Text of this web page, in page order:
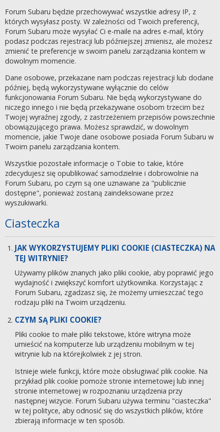
Forum Subaru będzie przechowywać wszystkie adresy IP, z
których wysyłasz posty. W zależności od Twoich preferencji,
Forum Subaru może wysyłać Ci e-maile na adres e-mail, który
podasz podczas rejestracji lub późniejszej zmienisz, ale możesz
zmienić te preferencje w swoim panelu zarządzania kontem w
dowolnym momencie.
Dane osobowe, przekazane nam podczas rejestracji lub dodane
później, będą wykorzystywane wyłącznie do celów
funkcjonowania Forum Subaru. Nie będą wykorzystywane do
niczego innego i nie będą przekazywane osobom trzecim bez
Twojej wyraźnej zgody, z zastrzeżeniem przepisów powszechnie
obowiązującego prawa. Możesz sprawdzić, w dowolnym
momencie, jakie Twoje dane osobowe posiada Forum Subaru w
Twoim panelu zarządzania kontem.
Wszystkie pozostałe informacje o Tobie to takie, które
zdecydujesz się opublikować samodzielnie i dobrowolnie na
Forum Subaru, po czym są one uznawane za "publicznie
dostępne", ponieważ zostaną zaindeksowane przez
wyszukiwarki.
Ciasteczka
JAK WYKORZYSTUJEMY PLIKI COOKIE (CIASTECZKA) NA
TEJ WITRYNIE?
Używamy plików znanych jako pliki cookie, aby poprawić jego
wydajność i zwiększyć komfort użytkownika. Korzystając z
Forum Subaru, zgadzasz się, że możemy umieszczać tego
rodzaju pliki na Twoim urządzeniu.
CZYM SĄ PLIKI COOKIE?
Pliki cookie to małe pliki tekstowe, które witryna może
umieścić na komputerze lub urządzeniu mobilnym w tej
witrynie lub na którejkolwiek z jej stron.
Istnieje wiele funkcji, które może obsługiwać plik cookie. Na
przykład plik cookie pomoże stronie internetowej lub innej
stronie internetowej w rozpoznaniu urządzenia przy
następnej wizycie. Forum Subaru używa terminu "ciasteczka"
w tej polityce, aby odnosić się do wszystkich plików, które
zbierają informacje w ten sposób.